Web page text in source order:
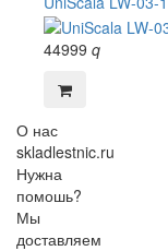
44999 q
О нас
skladlestnic.ru
Нужна
помошь?
Мы
доставляем